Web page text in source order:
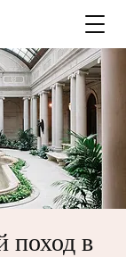
поход в